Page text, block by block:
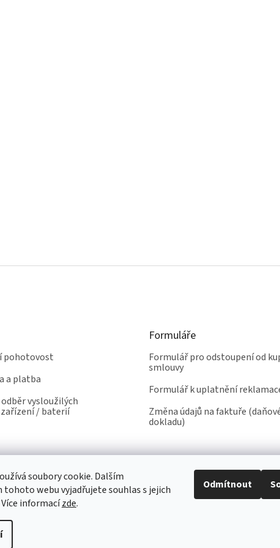
soubory cookie. Dalším
tohoto webu vyjadřujete souhlas s jejich
informacízde.
Odmítnout
pohotovost
a platba
vysloužilých
/ baterií
Formuláře
Formulář pro odstoupení od
smlouvy
Formulář k uplatnění
Změna údajů na faktuře
dokladu)